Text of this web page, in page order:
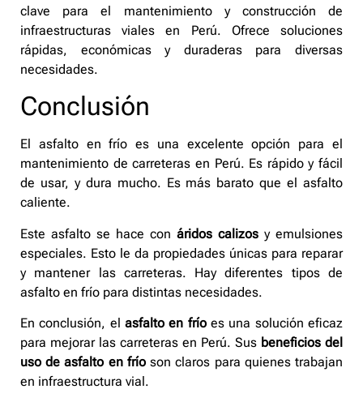
clave para el mantenimiento y construcción de
infraestructuras viales en Perú. Ofrece soluciones
rápidas, económicas y duraderas para diversas
necesidades.
Conclusión
El asfalto en frío es una excelente opción para el
mantenimiento de carreteras en Perú. Es rápido y fácil
de usar, y dura mucho. Es más barato que el asfalto
caliente.
Este asfalto se hace con áridos calizos y emulsiones
especiales. Esto le da propiedades únicas para reparar
y mantener las carreteras. Hay diferentes tipos de
asfalto en frío para distintas necesidades.
En conclusión, el asfalto en fríoes una solución eficaz
para mejorar las carreteras en Perú. Sus beneficios del
uso de asfalto en fríoson claros para quienes trabajan
en infraestructura vial.